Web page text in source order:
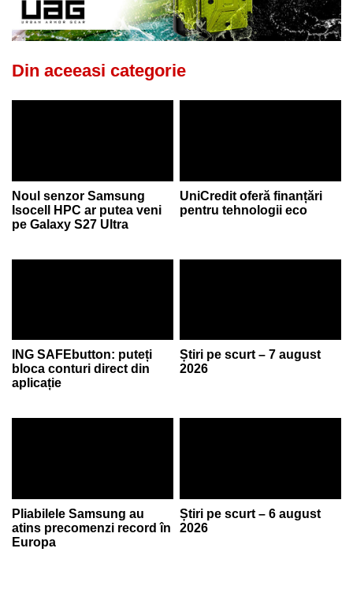
Din aceeasi categorie
Noul senzor Samsung
Isocell HPC ar putea veni
pe Galaxy S27 Ultra
UniCredit oferă finanțări
pentru tehnologii eco
ING SAFEbutton: puteți
bloca conturi direct din
aplicație
Știri pe scurt – 7 august
2026
Pliabilele Samsung au
atins precomenzi record în
Europa
Știri pe scurt – 6 august
2026